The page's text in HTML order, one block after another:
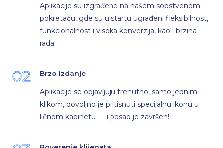
Aplikacije su izgrađene na našem sopstvenom
pokretaču, gde su u startu ugrađeni fleksibilnost,
funkcionalnost i visoka konverzija, kao i brzina
rada.
02 Brzo izdanje
Aplikacije se objavljuju trenutno, samo jednim
klikom, dovoljno je pritisnuti specijalnu ikonu u
ličnom kabinetu — i posao je završen!